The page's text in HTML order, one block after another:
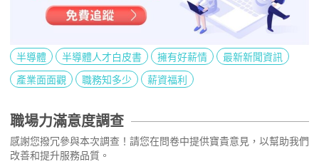
半導體 半導體人才白皮書 擁有好薪情
最新新聞資訊
產業面面觀
職務知多少 薪資福利
職場力滿意度調查
感謝您撥冗參與本次調查！請您在問卷中提供寶貴意見，以幫助我們
改善和提升服務品質。